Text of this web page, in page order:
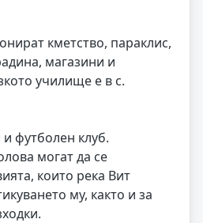
кметство, параклис,
магазини и
училище е в с.
футболен клуб.
могат да се
които река Вит
му, както и за